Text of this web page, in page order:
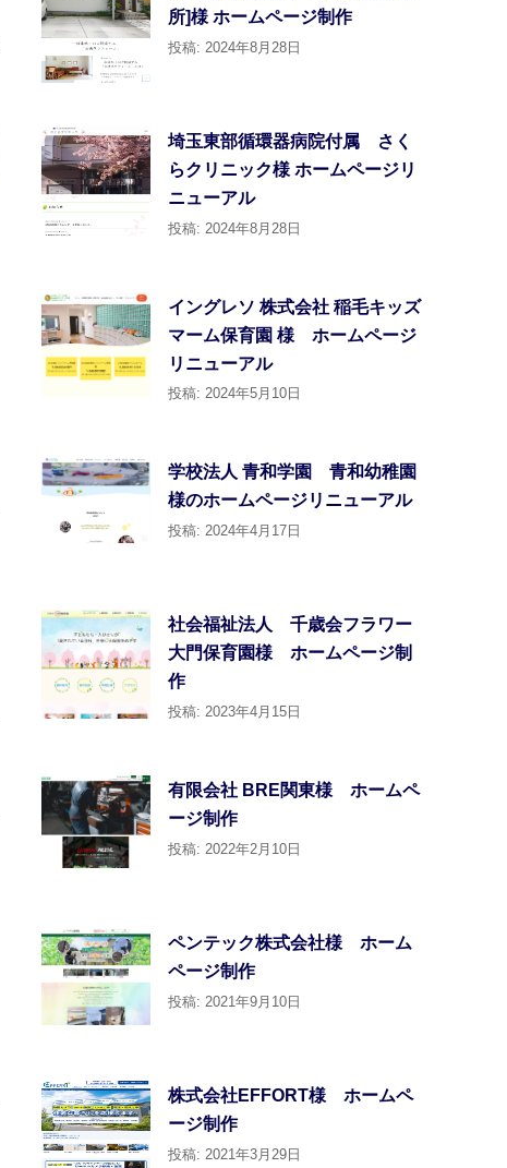
所]様 ホームページ制作
投稿: 2024年8月28日
埼玉東部循環器病院付属 さく
らクリニック様 ホームページリ
ニューアル
投稿: 2024年8月28日
イングレソ 株式会社 稲毛キッズ
マーム保育園 様 ホームページ
リニューアル
投稿: 2024年5月10日
学校法人 青和学園 青和幼稚園
様のホームページリニューアル
投稿: 2024年4月17日
社会福祉法人 千歳会フラワー
大門保育園様 ホームページ制
作
投稿: 2023年4月15日
有限会社 BRE関東様 ホームペ
ージ制作
投稿: 2022年2月10日
ペンテック株式会社様 ホーム
ページ制作
投稿: 2021年9月10日
株式会社EFFORT様 ホームペ
ージ制作
投稿: 2021年3月29日